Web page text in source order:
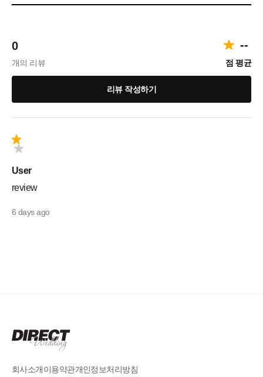
0
개의 리뷰
--
점 평균
리뷰 작성하기
User
review
6 days ago
회사소개이용약관개인정보처리방침